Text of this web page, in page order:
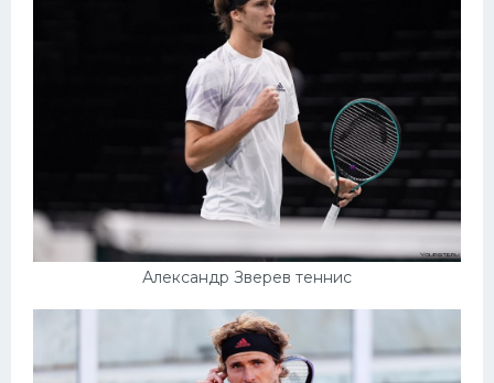
Александр Зверев теннис